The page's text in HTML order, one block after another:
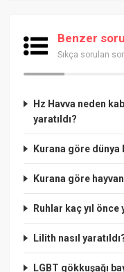
Benzer
Sıkça sorulan
Hz Havva neden
yaratıldı?
Kurana göre dünya
Kurana göre
Ruhlar kaç yıl önce
Lilith nasıl
LGBT gökkuşağı